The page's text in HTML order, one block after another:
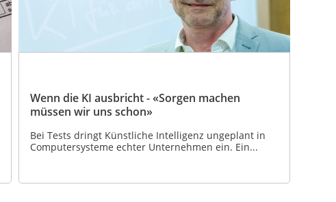
Wenn die KI ausbricht - «Sorgen machen
müssen wir uns schon»
Bei Tests dringt Künstliche Intelligenz ungeplant in
Computersysteme echter Unternehmen ein. Ein...